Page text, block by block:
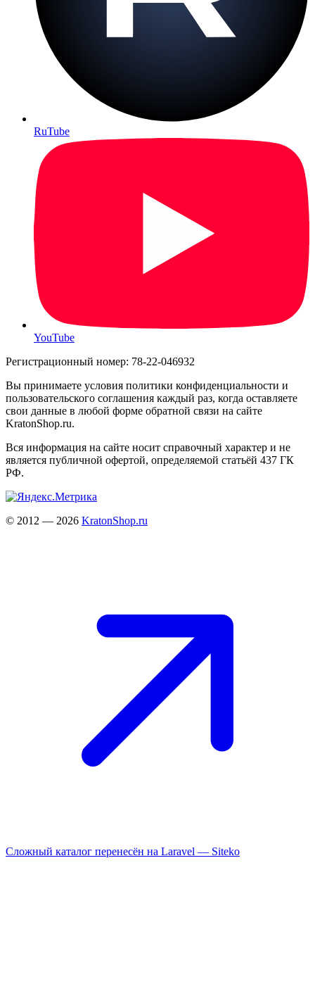
RuTube
YouTube
Регистрационный номер: 78-22-046932
Вы принимаете условия политики конфиденциальности и
пользовательского соглашения каждый раз, когда оставляете
свои данные в любой форме обратной связи на сайте
KratonShop.ru.
Вся информация на сайте носит справочный характер и не
является публичной офертой, определяемой статьёй 437 ГК
РФ.
© 2012 — 2026 KratonShop.ru
Сложный каталог перенесён на Laravel — Siteko